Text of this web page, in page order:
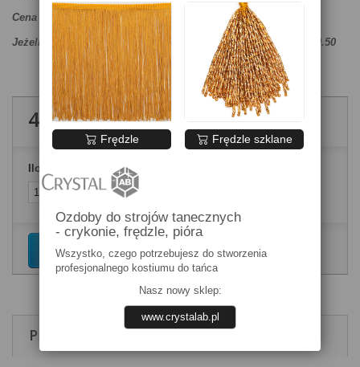
Cena za 1 metr bieżący.
Jeżeli chcesz zamówić mniej niż 1m wpisz ilość ręcznie, np.0.50
45,00 złbrutto
Ilość
Dodaj do koszyka
PRODUKTY POWIĄZANE
Frędzle Frędzle szklane
Ozdoby do strojów tanecznych
- crykonie, frędzle, pióra
Wszystko, czego potrzebujesz do stworzenia
profesjonalnego kostiumu do tańca
Nasz nowy sklep:
www.crystalab.pl